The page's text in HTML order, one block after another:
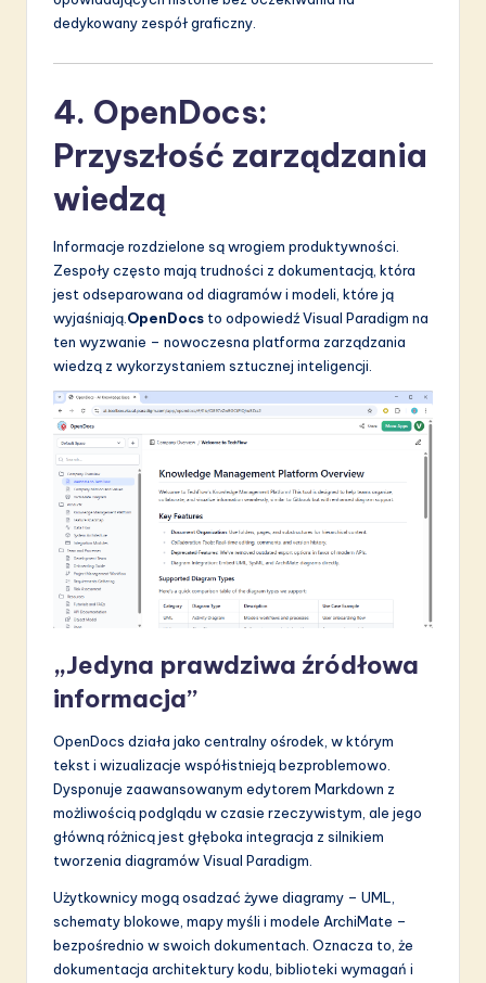
dedykowany zespół graficzny.
4. OpenDocs:
Przyszłość zarządzania
wiedzą
Informacje rozdzielone są wrogiem produktywności.
Zespoły często mają trudności z dokumentacją, która
jest odseparowana od diagramów i modeli, które ją
wyjaśniają.OpenDocs to odpowiedź Visual Paradigm na
ten wyzwanie – nowoczesna platforma zarządzania
wiedzą z wykorzystaniem sztucznej inteligencji.
„Jedyna prawdziwa źródłowa
informacja”
OpenDocs działa jako centralny ośrodek, w którym
tekst i wizualizacje współistnieją bezproblemowo.
Dysponuje zaawansowanym edytorem Markdown z
możliwością podglądu w czasie rzeczywistym, ale jego
główną różnicą jest głęboka integracja z silnikiem
tworzenia diagramów Visual Paradigm.
Użytkownicy mogą osadzać żywe diagramy – UML,
schematy blokowe, mapy myśli i modele ArchiMate –
bezpośrednio w swoich dokumentach. Oznacza to, że
dokumentacja architektury kodu, biblioteki wymagań i